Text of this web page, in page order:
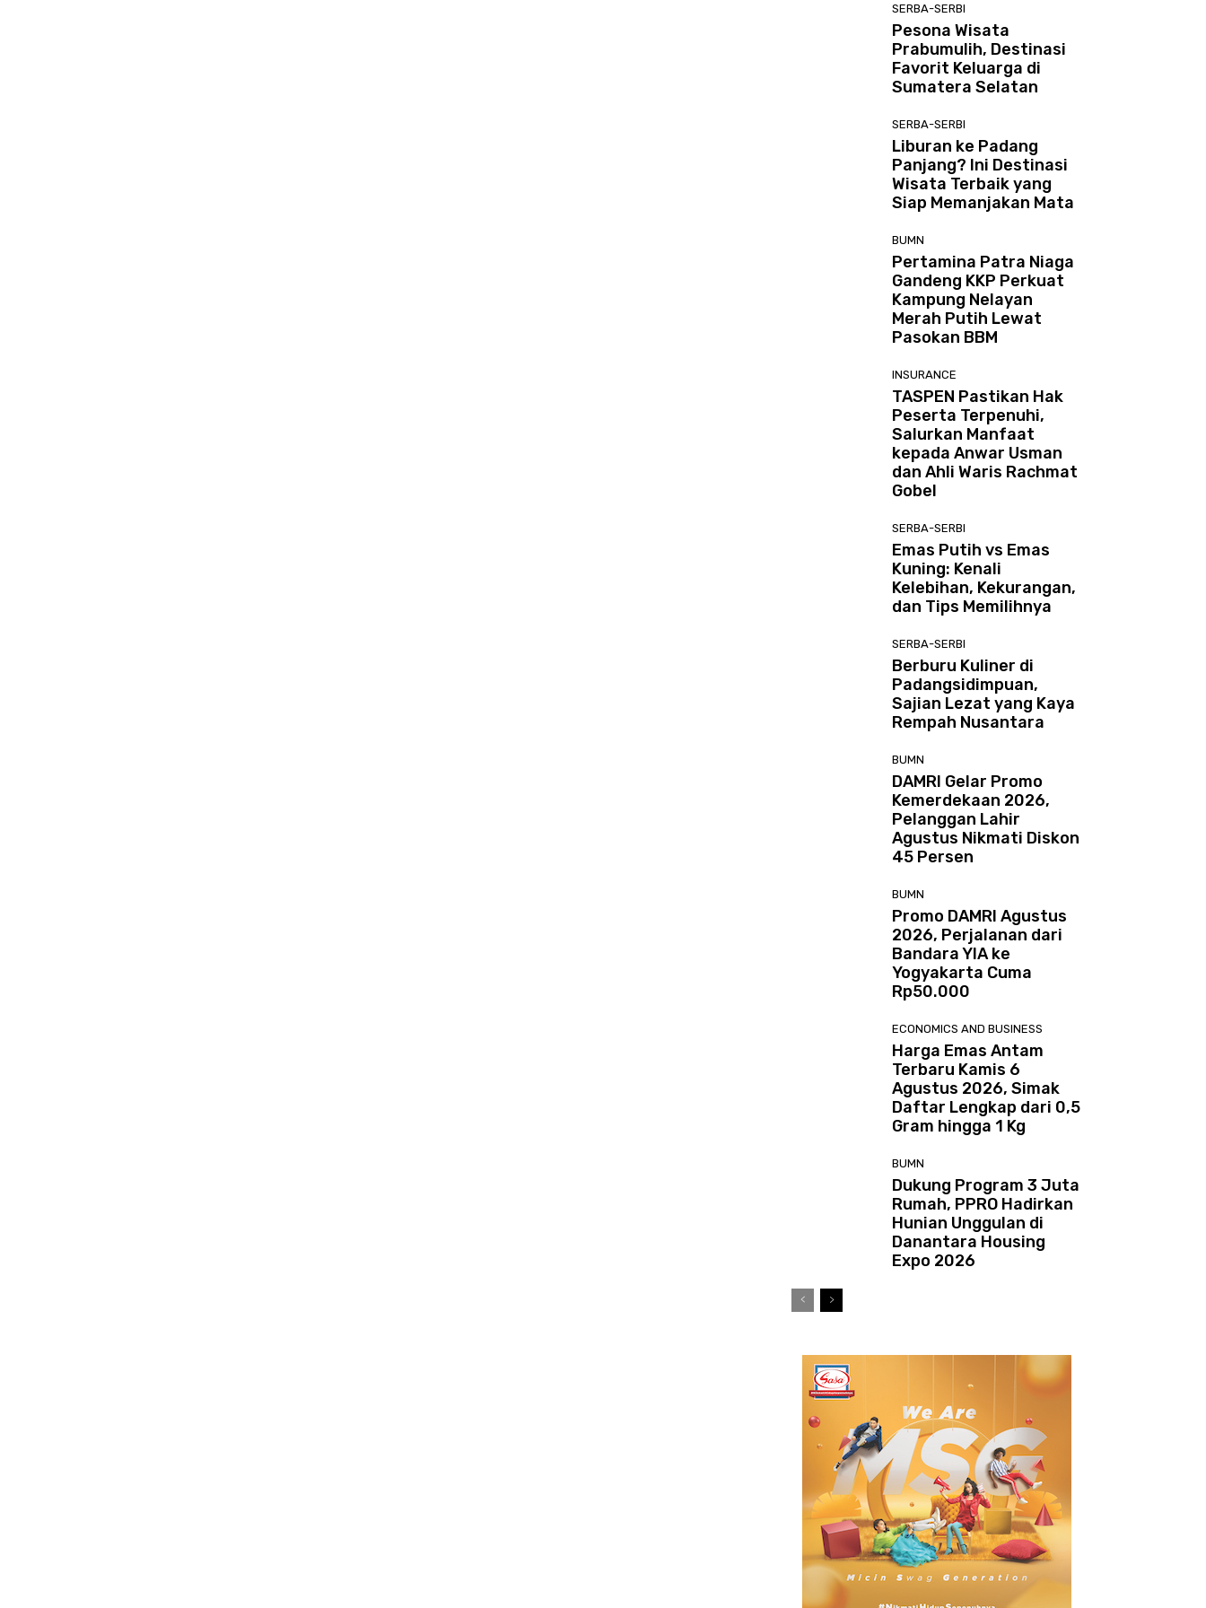
SERBA-SERBI
Pesona Wisata
Prabumulih, Destinasi
Favorit Keluarga di
Sumatera Selatan
SERBA-SERBI
Liburan ke Padang
Panjang? Ini Destinasi
Wisata Terbaik yang
Siap Memanjakan Mata
BUMN
Pertamina Patra Niaga
Gandeng KKP Perkuat
Kampung Nelayan
Merah Putih Lewat
Pasokan BBM
INSURANCE
TASPEN Pastikan Hak
Peserta Terpenuhi,
Salurkan Manfaat
kepada Anwar Usman
dan Ahli Waris Rachmat
Gobel
SERBA-SERBI
Emas Putih vs Emas
Kuning: Kenali
Kelebihan, Kekurangan,
dan Tips Memilihnya
SERBA-SERBI
Berburu Kuliner di
Padangsidimpuan,
Sajian Lezat yang Kaya
Rempah Nusantara
BUMN
DAMRI Gelar Promo
Kemerdekaan 2026,
Pelanggan Lahir
Agustus Nikmati Diskon
45 Persen
BUMN
Promo DAMRI Agustus
2026, Perjalanan dari
Bandara YIA ke
Yogyakarta Cuma
Rp50.000
ECONOMICS AND BUSINESS
Harga Emas Antam
Terbaru Kamis 6
Agustus 2026, Simak
Daftar Lengkap dari 0,5
Gram hingga 1 Kg
BUMN
Dukung Program 3 Juta
Rumah, PPRO Hadirkan
Hunian Unggulan di
Danantara Housing
Expo 2026